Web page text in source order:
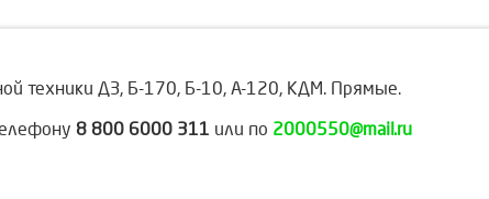
техники ДЗ, Б-170, Б-10, А-120, КДМ. Прямые.
8 800 6000 311 или по 2000550@mail.ru